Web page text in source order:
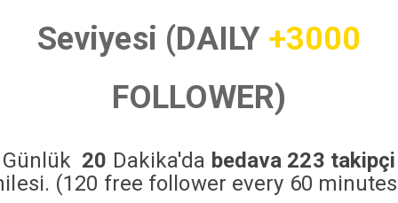
Seviyesi (DAILY +3000
FOLLOWER)
Günlük 20 Dakika'da bedava 223 takipçi
(120 free follower every 60